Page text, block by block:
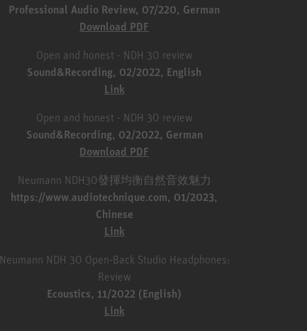
Professional Audio Review, 07/220, German
Download PDF
Open and honest - NDH 30 review
Sound&Recording, 02/2022, English
Link
Open and honest - NDH 30 review
Sound&Recording, 02/2022, German
Download PDF
Neumann NDH30發揮均衡自然音效魅力
https://www.audiotechnique.com, 01/2023,
Chinese
Link
Neumann NDH 30 Open-Back Studio Headphones:
Review
Ecoustics, 11/2022 (English)
Link